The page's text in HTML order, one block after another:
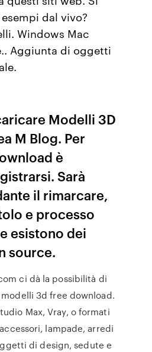
dal vivo?
Windows Mac
Aggiunta di oggetti
Modelli 3D
M Blog. Per
è
Sarà
il rimarcare,
e processo
esistono dei
source.
ci dà la possibilità di
3d free download.
Max, Vray, o formati
lampade, arredi
di design, sedute e